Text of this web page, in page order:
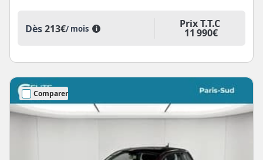
Dès213€/ mois i Prix T.T.C
11 990€
Comparer